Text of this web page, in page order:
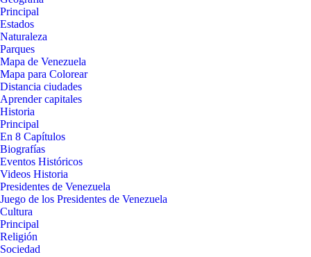
Principal
Estados
Naturaleza
Parques
Mapa de Venezuela
Mapa para Colorear
Distancia ciudades
Aprender capitales
Historia
Principal
En 8 Capítulos
Biografías
Eventos Históricos
Videos Historia
Presidentes de Venezuela
Juego de los Presidentes de Venezuela
Cultura
Principal
Religión
Sociedad